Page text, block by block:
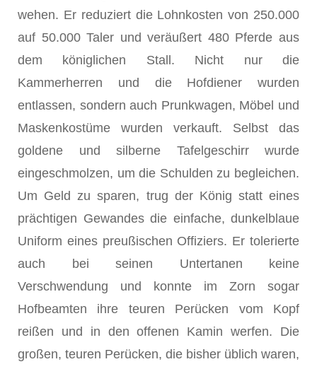
wehen. Er reduziert die Lohnkosten von 250.000
auf 50.000 Taler und veräußert 480 Pferde aus
dem königlichen Stall. Nicht nur die
Kammerherren und die Hofdiener wurden
entlassen, sondern auch Prunkwagen, Möbel und
Maskenkostüme wurden verkauft. Selbst das
goldene und silberne Tafelgeschirr wurde
eingeschmolzen, um die Schulden zu begleichen.
Um Geld zu sparen, trug der König statt eines
prächtigen Gewandes die einfache, dunkelblaue
Uniform eines preußischen Offiziers. Er tolerierte
auch bei seinen Untertanen keine
Verschwendung und konnte im Zorn sogar
Hofbeamten ihre teuren Perücken vom Kopf
reißen und in den offenen Kamin werfen. Die
großen, teuren Perücken, die bisher üblich waren,